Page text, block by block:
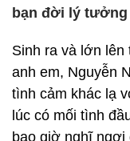
bạn đời lý tưởng
Sinh ra và lớn lên
anh em, Nguyễn
tình cảm khác lạ
lúc có mối tình
bao giờ nghĩ ngợi